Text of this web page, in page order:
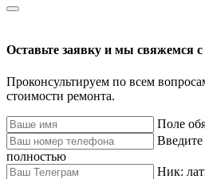
Оставьте заявку и мы свяжемся
Проконсультируем по всем
стоимости ремонта.
Поле
полностью
Ник: